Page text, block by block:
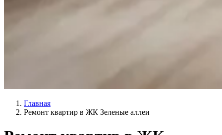
Главная
Ремонт квартир в ЖК Зеленые аллеи